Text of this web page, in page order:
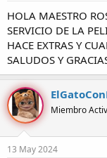
HOLA MAESTRO
SERVICIO DE LA
HACE EXTRAS Y
SALUDOS Y
Miembro
13 May 2024